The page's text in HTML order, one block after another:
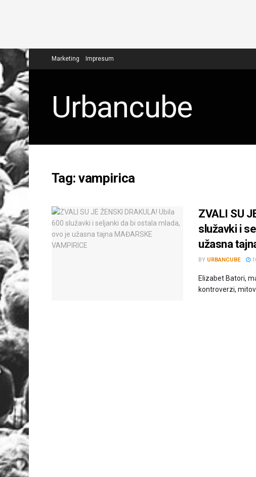
Marketing Impresum
Urbancube
Tag:vampirica
ZVALI SU
služavki i
užasna
BY URBANCUBE
Elizabet Batori,
kontroverzi,